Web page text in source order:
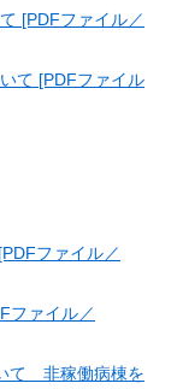
[PDFファイル／
て [PDFファイル
ファイル／
ファイル／
て 非稼働病棟を